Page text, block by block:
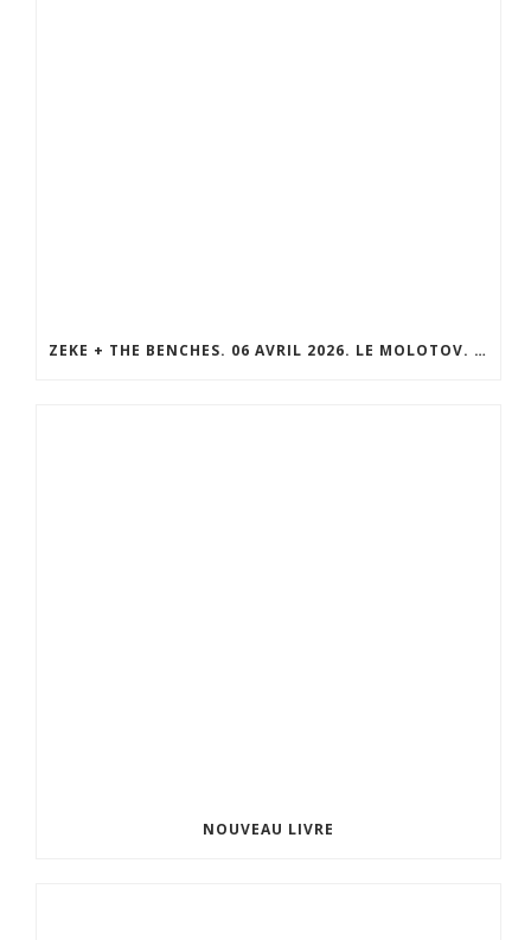
ZEKE + THE BENCHES. 06 AVRIL 2026. LE MOLOTOV. MARSEILLE
NOUVEAU LIVRE